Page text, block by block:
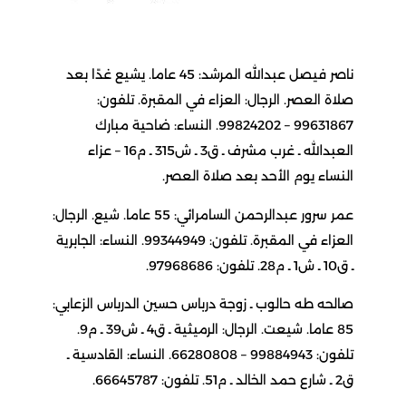
ناصر فيصل عبدالله المرشد: 45 عاما. يشيع غدًا بعد
صلاة العصر. الرجال: العزاء في المقبرة. تلفون:
99631867 – 99824202. النساء: ضاحية مبارك
العبدالله ـ غرب مشرف ـ ق3 ـ ش315 ـ م16 – عزاء
النساء يوم الأحد بعد صلاة العصر.
عمر سرور عبدالرحمن السامرائي: 55 عاما. شيع. الرجال:
العزاء في المقبرة. تلفون: 99344949. النساء: الجابرية
ـ ق10 ـ ش1 ـ م28. تلفون: 97968686.
صالحه طه حالوب ـ زوجة درباس حسين الدرباس الزعابي:
85 عاما. شيعت. الرجال: الرميثية ـ ق4 ـ ش39 ـ م9.
تلفون: 99884943 – 66280808. النساء: القادسية ـ
ق2 ـ شارع حمد الخالد ـ م51. تلفون: 66645787.